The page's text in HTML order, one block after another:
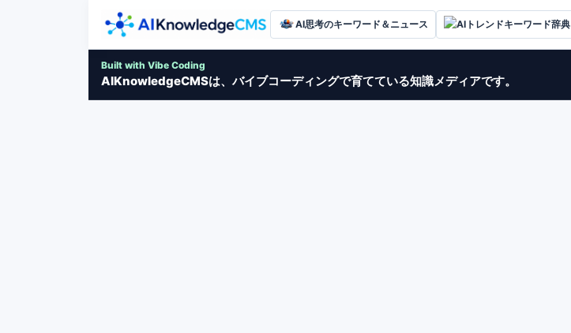
AI思考のキーワード＆ニュース AIトレンドキーワード辞典
Built with Vibe Coding
AIKnowledgeCMSは、バイブコーディングで育てている知識メディアです。